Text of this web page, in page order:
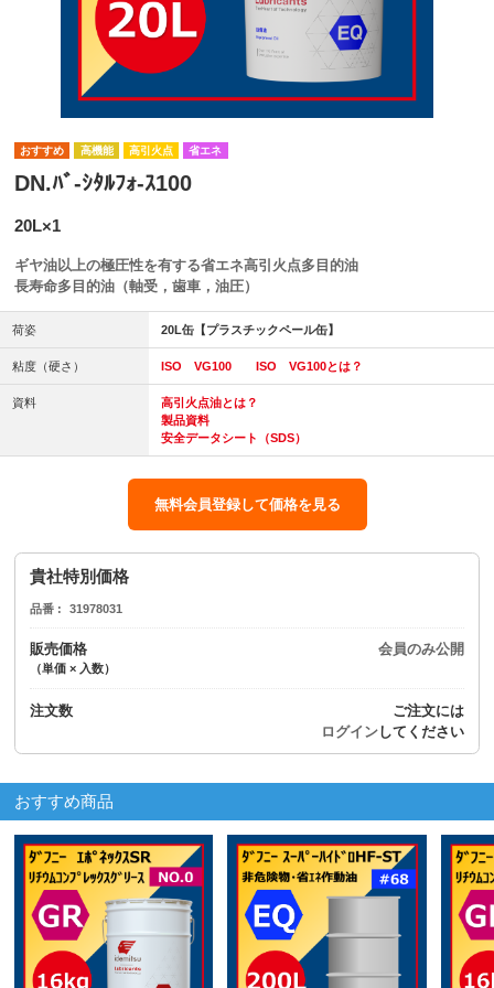
高機能 高引火点 省エネ
DN.ﾊﾞ-ｼﾀﾙﾌｫ-ｽ100
20L×1
ギヤ油以上の極圧性を有する省エネ高引火点多目的油
長寿命多目的油（軸受，歯車，油圧）
荷姿 20L缶【プラスチックペール缶】
粘度（硬さ） ISO VG100 ISO VG100とは？
資料
高引火点油とは？
製品資料
安全データシート（SDS）
無料会員登録して価格を見る
貴社特別価格
品番 31978031
販売価格
（単価 × 入数）
会員のみ公開
注文数
ご注文には
ログインしてください
おすすめ商品